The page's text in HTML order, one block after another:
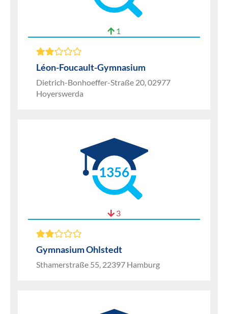
1
Léon-Foucault-Gymnasium
Dietrich-Bonhoeffer-Straße 20, 02977
Hoyerswerda
1356
3
Gymnasium Ohlstedt
Sthamerstraße 55, 22397 Hamburg